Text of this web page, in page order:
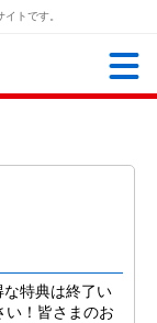
トです。
特典は終了い
い！皆さまのお